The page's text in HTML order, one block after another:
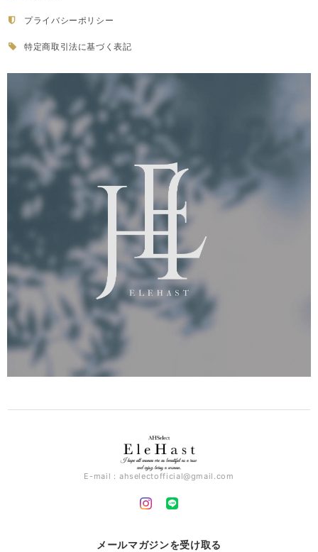
プライバシーポリシー
特定商取引法に基づく表記
E-mail： ahselectofficial@gmail.com
メールマガジンを受け取る